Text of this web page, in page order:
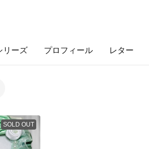
リーズ プロフィール レター
SOLD OUT